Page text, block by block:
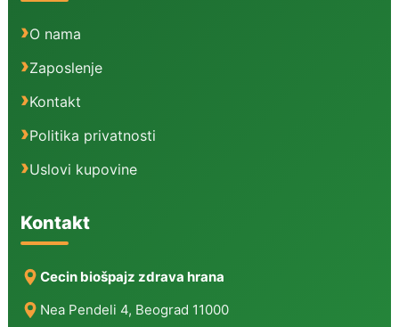
O nama
Zaposlenje
Kontakt
Politika privatnosti
Uslovi kupovine
Kontakt
Cecin biošpajz zdrava hrana
Nea Pendeli 4, Beograd 11000